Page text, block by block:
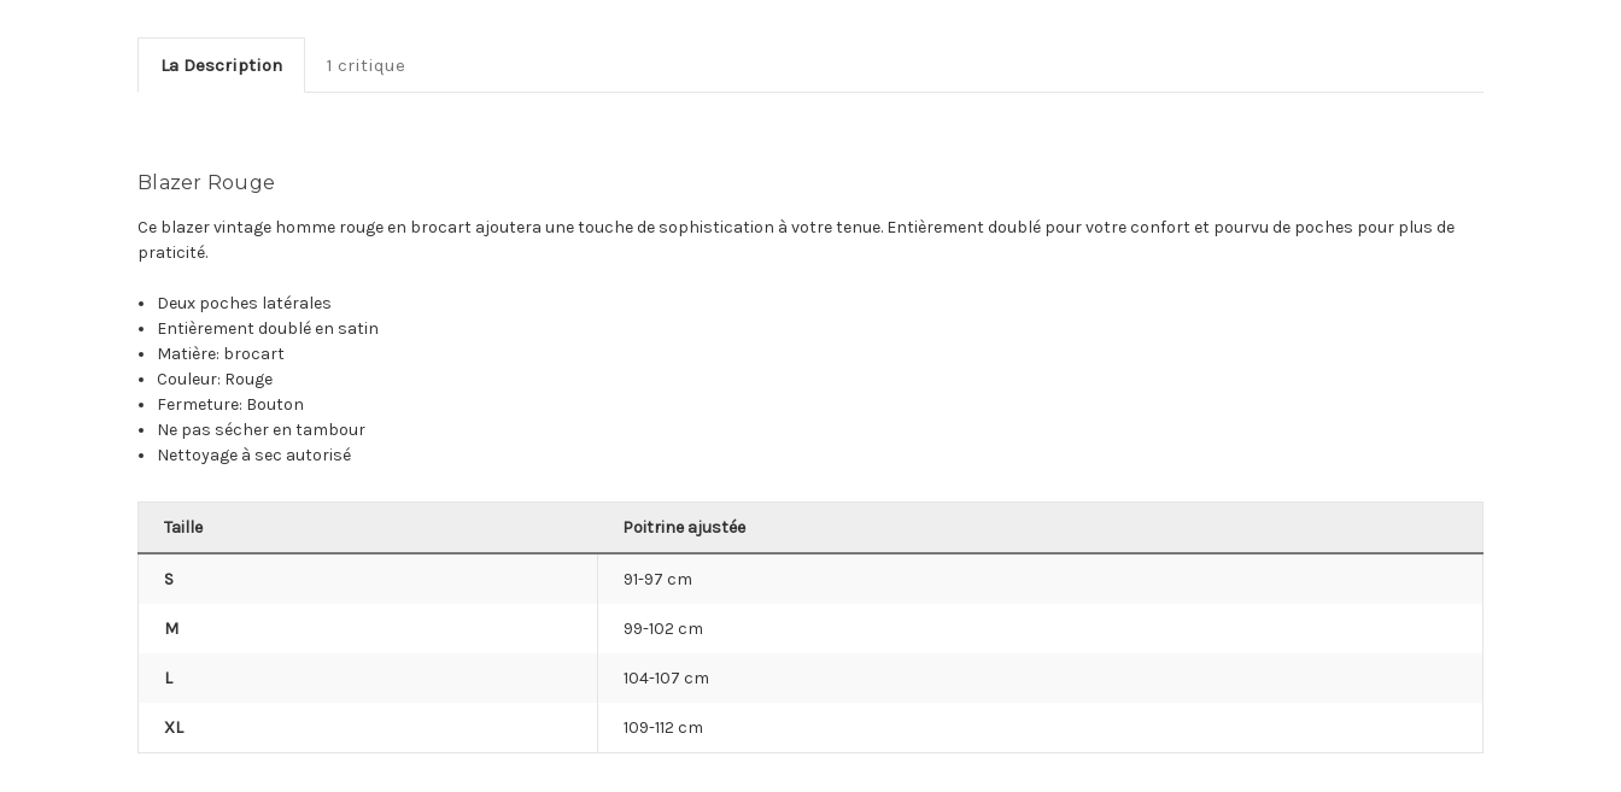
La Description 1 critique
Blazer Rouge
Ce blazer vintage homme rouge en brocart ajoutera une touche de sophistication à votre tenue. Entièrement doublé pour votre confort et pourvu de poches pour plus de
praticité.
Deux poches latérales
Entièrement doublé en satin
Matière: brocart
Couleur: Rouge
Fermeture: Bouton
Ne pas sécher en tambour
Nettoyage à sec autorisé
Taille Poitrine ajustée
S 91-97 cm
M 99-102 cm
L 104-107 cm
XL 109-112 cm